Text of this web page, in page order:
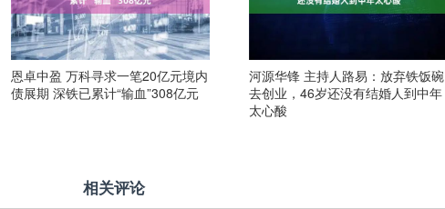
恩卓中盈 万科寻求一笔20亿元境内
债展期 深铁已累计“输血”308亿元
河源华锋 主持人路易：放弃铁饭碗
去创业，46岁还没有结婚人到中年
太心酸
相关评论